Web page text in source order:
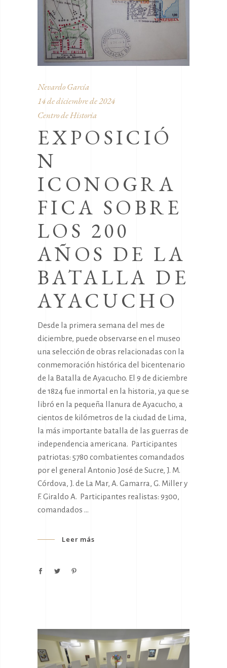
Nevardo García
14 de diciembre de 2024
Centro de Historia
EXPOSICIÓ
N
ICONOGRA
FICA SOBRE
LOS 200
AÑOS DE LA
BATALLA DE
AYACUCHO
Desde la primera semana del mes de
diciembre, puede observarse en el museo
una selección de obras relacionadas con la
conmemoración histórica del bicentenario
de la Batalla de Ayacucho. El 9 de diciembre
de 1824 fue inmortal en la historia, ya que se
libró en la pequeña llanura de Ayacucho, a
cientos de kilómetros de la ciudad de Lima,
la más importante batalla de las guerras de
independencia americana. Participantes
patriotas: 5780 combatientes comandados
por el general Antonio José de Sucre, J. M.
Córdova, J. de La Mar, A. Gamarra, G. Miller y
F. Giraldo A. Participantes realistas: 9300,
comandados
Leer más